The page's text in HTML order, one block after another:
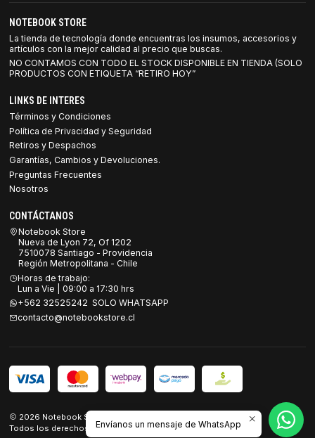
NOTEBOOK STORE
La tienda de tecnología donde encuentras los insumos, accesorios y
artículos con la mejor calidad al precio que buscas.
NO CONTAMOS CON TODO EL STOCK DISPONIBLE EN TIENDA (SOLO
PRODUCTOS CON ETIQUETA “RETIRO HOY”
LINKS DE INTERES
Términos y Condiciones
Política de Privacidad y Seguridad
Retiros y Despachos
Garantías, Cambios y Devoluciones.
Preguntas Frecuentes
Nosotros
CONTÁCTANOS
Notebook Store
Nueva de Lyon 72, Of 1202
7510078 Santiago - Providencia
Región Metropolitana - Chile
Horas de trabajo:
Lun a Vie | 09:00 a 17:30 hrs
+562 32525242 SOLO WHATSAPP
contacto@notebookstore.cl
2026 Notebook Store.
Todos los derechos reservados.Desarrollado por Jumpseller
Envíanos un mensaje de WhatsApp